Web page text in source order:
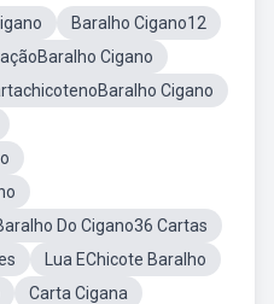
Baralho Cigano12
Cigano
Cigano
Do Cigano36 Cartas
Lua EChicote Baralho
Carta Cigana